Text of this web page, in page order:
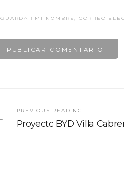
GUARDAR MI NOMBRE, CORREO
PREVIOUS READING
Proyecto BYD Villa